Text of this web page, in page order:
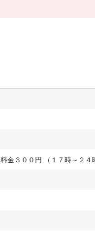
金３００円 （１７時～２４